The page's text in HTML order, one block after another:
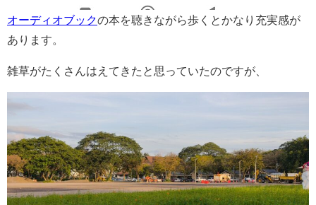
オーディオブックの本を聴きながら歩くとかなり充実感が
あります。
雑草がたくさんはえてきたと思っていたのですが、